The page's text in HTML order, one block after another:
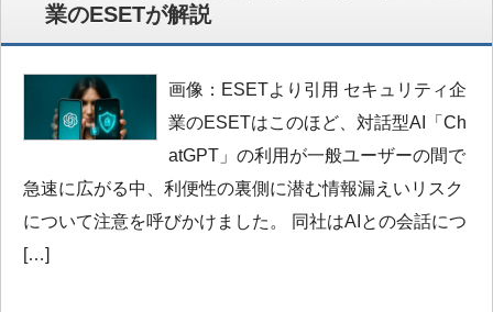
業のESETが解説
画像：ESETより引用 セキュリティ企
業のESETはこのほど、対話型AI「Ch
atGPT」の利用が一般ユーザーの間で
急速に広がる中、利便性の裏側に潜む情報漏えいリスク
について注意を呼びかけました。 同社はAIとの会話につ
[…]